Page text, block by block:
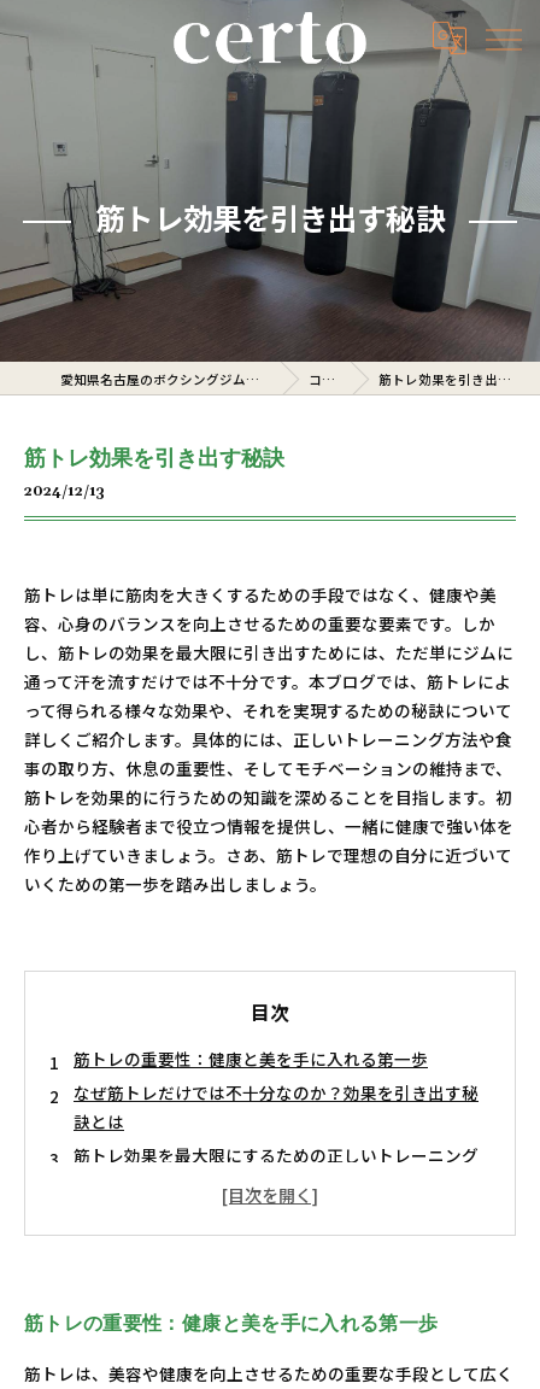
筋トレ効果を引き出す秘訣
愛知県名古屋のボクシングジムならcerto コラム 筋トレ効果を引き出す秘訣
筋トレ効果を引き出す秘訣
2024/12/13
筋トレは単に筋肉を大きくするための手段ではなく、健康や美
容、心身のバランスを向上させるための重要な要素です。しか
し、筋トレの効果を最大限に引き出すためには、ただ単にジムに
通って汗を流すだけでは不十分です。本ブログでは、筋トレによ
って得られる様々な効果や、それを実現するための秘訣について
詳しくご紹介します。具体的には、正しいトレーニング方法や食
事の取り方、休息の重要性、そしてモチベーションの維持まで、
筋トレを効果的に行うための知識を深めることを目指します。初
心者から経験者まで役立つ情報を提供し、一緒に健康で強い体を
作り上げていきましょう。さあ、筋トレで理想の自分に近づいて
いくための第一歩を踏み出しましょう。
目次
筋トレの重要性：健康と美を手に入れる第一歩
なぜ筋トレだけでは不十分なのか？効果を引き出す秘
訣とは
筋トレ効果を最大限にするための正しいトレーニング
理想の自分に近づく！筋トレで得られる7つの効果
筋トレの重要性：健康と美を手に入れる第一歩
筋トレは、美容や健康を向上させるための重要な手段として広く